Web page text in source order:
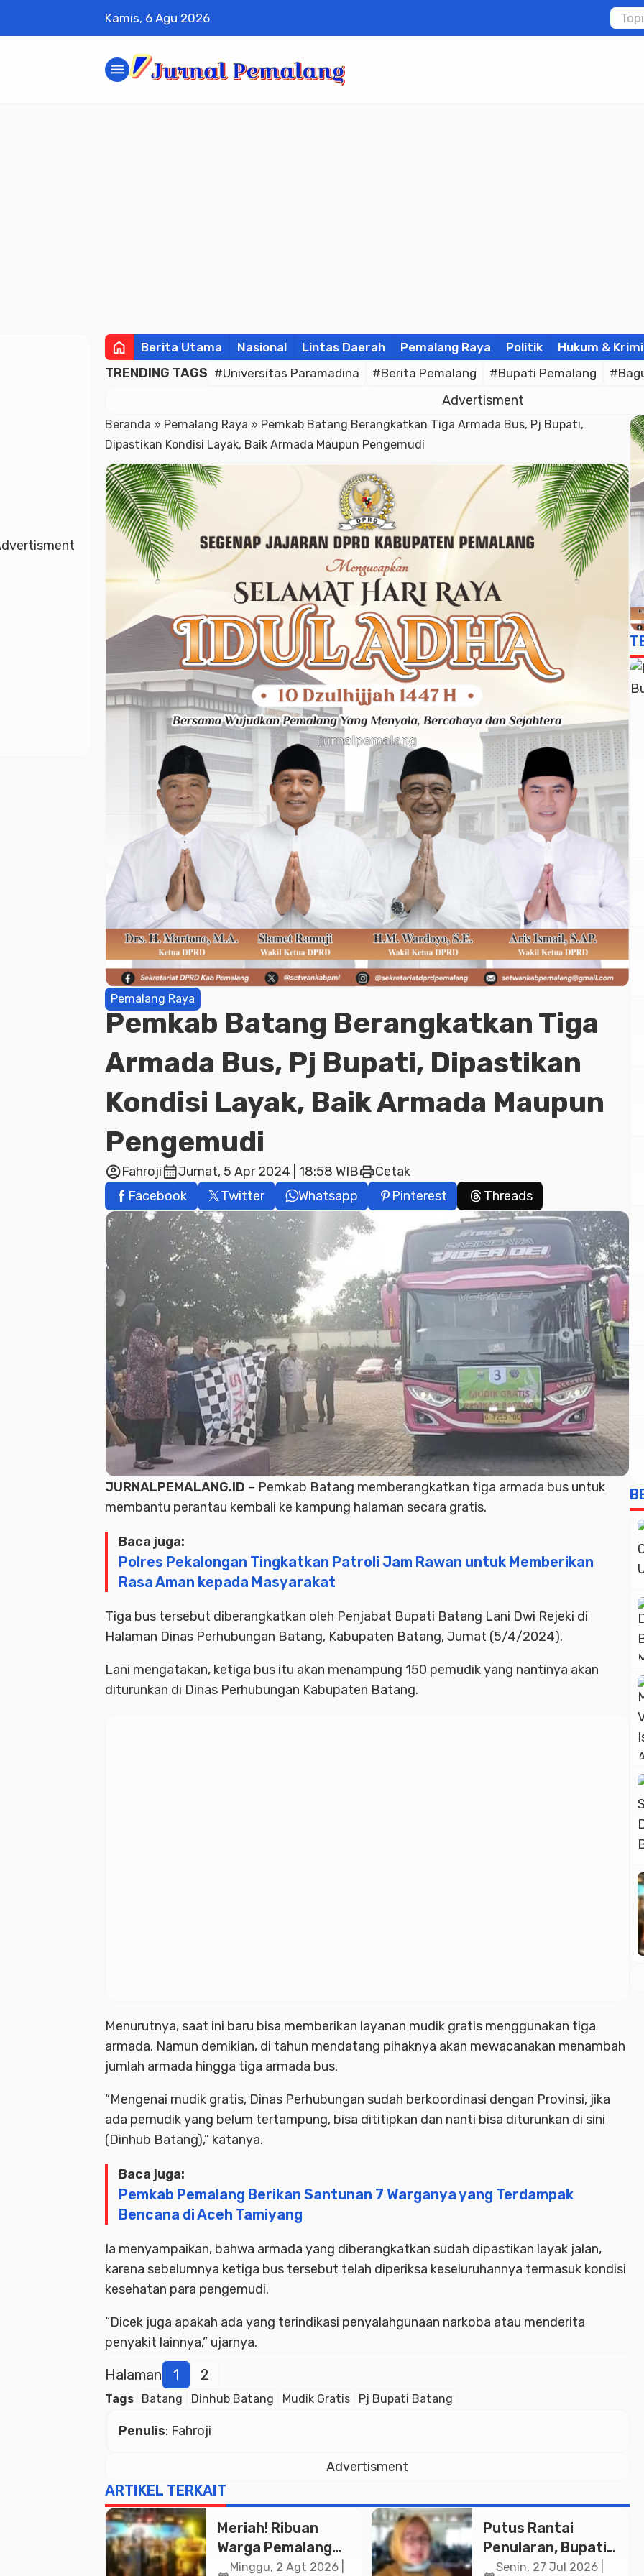
Kamis, 6 Agu 2026
menu
home Berita Utama Nasional Lintas Daerah Pemalang Raya Politik Hukum &
TRENDING TAGS #Universitas Paramadina #Berita Pemalang #Bupati Pemalang
Advertisment
Beranda » Pemalang Raya » Pemkab Batang Berangkatkan Tiga Armada Bus, Pj Bupati,
Dipastikan Kondisi Layak, Baik Armada Maupun Pengemudi
Pemalang Raya
Pemkab Batang Berangkatkan Tiga
Armada Bus, Pj Bupati, Dipastikan
Kondisi Layak, Baik Armada Maupun
Pengemudi
account_circleFahrojicalendar_monthJumat, 5 Apr 2024 | 18:58 WIBprintCetak
Facebook
Twitter Whatsapp Pinterest Threads
JURNALPEMALANG.ID – Pemkab Batang memberangkatkan tiga armada bus untuk
membantu perantau kembali ke kampung halaman secara gratis.
Baca juga:
Polres Pekalongan Tingkatkan Patroli Jam Rawan untuk Memberikan
Rasa Aman kepada Masyarakat
Tiga bus tersebut diberangkatkan oleh Penjabat Bupati Batang Lani Dwi Rejeki di
Halaman Dinas Perhubungan Batang, Kabupaten Batang, Jumat (5/4/2024).
Lani mengatakan, ketiga bus itu akan menampung 150 pemudik yang nantinya akan
diturunkan di Dinas Perhubungan Kabupaten Batang.
Advertisment
Menurutnya, saat ini baru bisa memberikan layanan mudik gratis menggunakan tiga
armada. Namun demikian, di tahun mendatang pihaknya akan mewacanakan menambah
jumlah armada hingga tiga armada bus.
“Mengenai mudik gratis, Dinas Perhubungan sudah berkoordinasi dengan Provinsi, jika
ada pemudik yang belum tertampung, bisa dititipkan dan nanti bisa diturunkan di sini
(Dinhub Batang),” katanya.
Baca juga:
Pemkab Pemalang Berikan Santunan 7 Warganya yang Terdampak
Bencana di Aceh Tamiyang
Ia menyampaikan, bahwa armada yang diberangkatkan sudah dipastikan layak jalan,
karena sebelumnya ketiga bus tersebut telah diperiksa keseluruhannya termasuk kondisi
kesehatan para pengemudi.
“Dicek juga apakah ada yang terindikasi penyalahgunaan narkoba atau menderita
penyakit lainnya,” ujarnya.
Halaman 1 2
Tags Batang Dinhub Batang Mudik Gratis Pj Bupati Batang
Penulis: Fahroji
Advertisment
ARTIKEL TERKAIT
Meriah! Ribuan
Warga Pemalang
Padati Kirab
Minggu, 2 Agt 2026 |
Putus Rantai
Penularan, Bupati
Pemalang Buka
Senin, 27 Jul 2026 |